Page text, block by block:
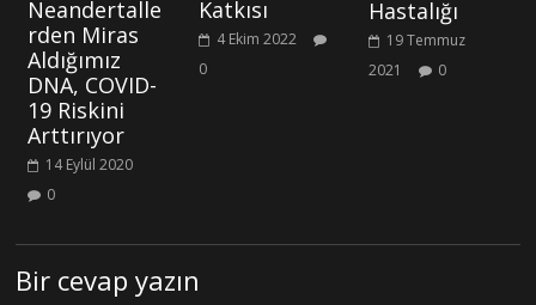
Neandertalle
rden Miras
Aldığımız
DNA, COVID-
19 Riskini
Arttırıyor
14 Eylül 2020
0
Katkısı
4 Ekim 2022
0
Hastalığı
19 Temmuz
2021
0
Bir cevap yazın